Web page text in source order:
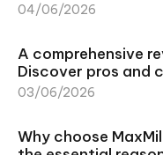
04/06/2026
A comprehensive
Discover pros and
03/06/2026
Why choose